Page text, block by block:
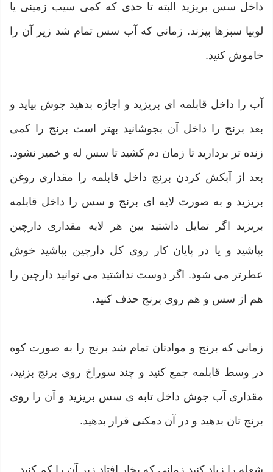
داخل سس بریزید البته تا حدی که کمی سیب زمینی یا
لوبیا سبزها بپزند. زمانی که آب سس تمام شد زیر آن را
خاموش کنید.
آب را داخل قابلمه ای بریزید و اجازه بدهید جوش بیاید و
بعد برنج را داخل آن بجوشانید بهتر است برنج را کمی
زنده تر بردارید تا زمان دم کشید تا سس له و خمیر نشود.
بعد از آبکش کردن برنج داخل قابلمه را مقداری روغن
بریزید و به صورت لایه ای برنج و سس را داخل قابلمه
بریزید اگر تمایل داشتید بین هر لایه مقداری دارچین
بپاشید و یا در پایان کار روی کل دارچین بپاشید خوش
عطرتر می شود. اگر دوست نداشتید می توانید دارچین را
هم از سس و هم روی برنج حذف کنید.
زمانی که برنج و موادتان تمام شد برنج را به صورت کوه
در وسط قابلمه جمع کنید و چند سوراخ روی برنج بزنید،
مقداری آب جوش داخل تابه ی سس بریزید و آن را روی
برنج تان بدهید و در آن دمکنی قرار بدهید.